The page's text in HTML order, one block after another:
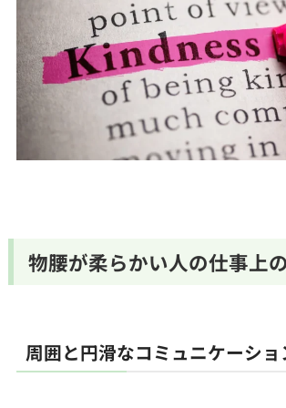
物腰が柔らかい人の仕事上
周囲と円滑なコミュニケーシ